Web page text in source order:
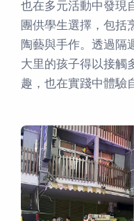
也在多元活動中發現
團供學生選擇，包括
陶藝與手作。透過隔
大里的孩子得以接觸
趣，也在實踐中體驗